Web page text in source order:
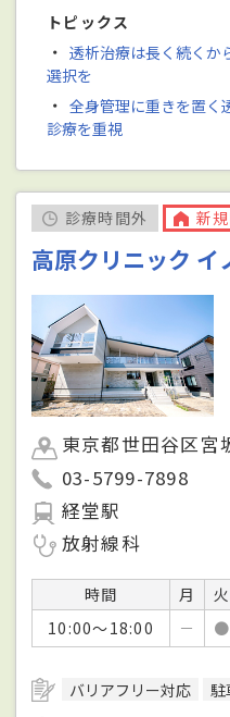
トピックス
・ 透析治療は長く続くか
選択を
・ 全身管理に重きを置く
診療を重視
診療時間外 新
高原クリニック イ
東京都世田谷区宮
03-5799-7898
経堂駅
放射線科
時間 月 火
10:00～18:00
－ ●
バリアフリー対応 駐